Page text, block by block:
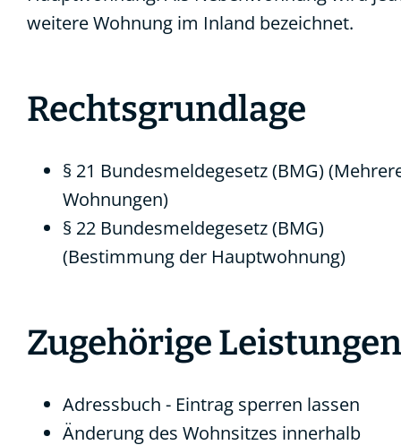
weitere Wohnung im Inland bezeichnet.
Rechtsgrundlage
§ 21 Bundesmeldegesetz (BMG)
Wohnungen)
§ 22 Bundesmeldegesetz (BMG)
(Bestimmung der Hauptwohnung)
Zugehörige Leistungen
Adressbuch - Eintrag sperren lassen
Änderung des Wohnsitzes innerhalb